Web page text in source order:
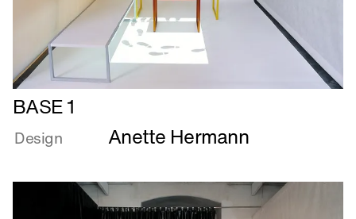
Læs
mere
om
BASE 1
Design Anette Hermann